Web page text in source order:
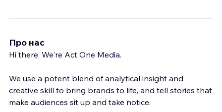
Про нас
Hi there. We're Act One Media.
We use a potent blend of analytical insight and
creative skill to bring brands to life, and tell stories that
make audiences sit up and take notice.